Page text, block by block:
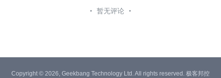
暂无评论
Copyright © 2026, Geekbang Technology Ltd. All rights reserved. 极客邦控